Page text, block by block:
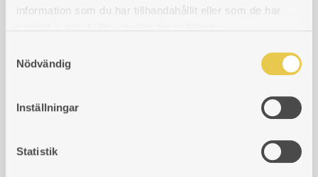
information som du har tillhandahållit eller som de har
Nödvändig
Inställningar
Statistik
Skoglund Olsson 171
Skoglund Olsson 272